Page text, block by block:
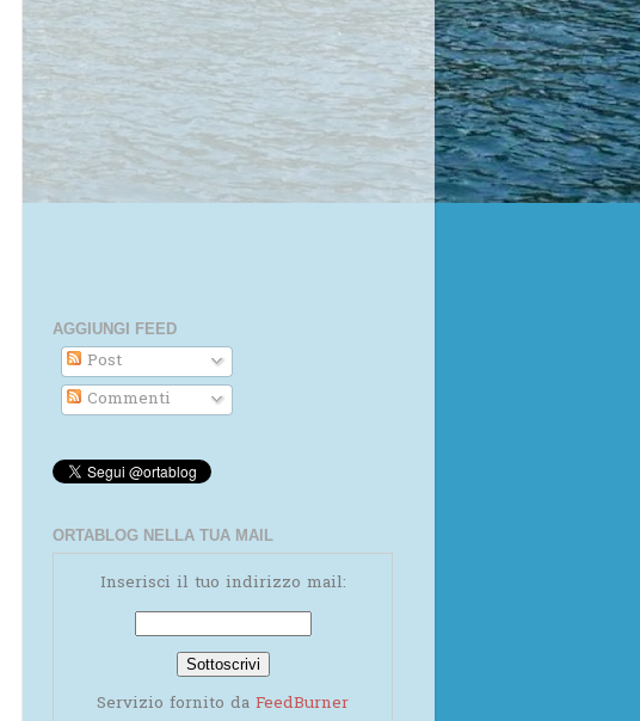
AGGIUNGI FEED
Post
Commenti
ORTABLOG NELLA TUA MAIL
Inserisci il tuo indirizzo mail:
Servizio fornito da FeedBurner